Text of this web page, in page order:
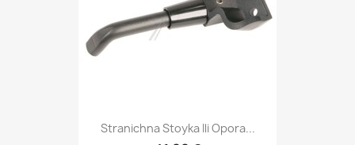
Stranichna Stoyka Ili Opora...